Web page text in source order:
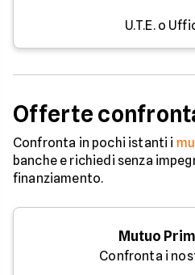
U.T.E. o
Offerte
Confronta in pochi istanti i
banche e richiedi senza
finanziamento.
Mutuo
Confronta i